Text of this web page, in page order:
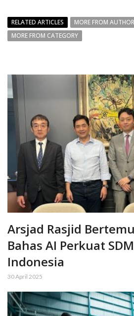
RELATED ARTICLES
MORE FROM AUTHOR
MORE FROM CATEGORY
Arsjad Rasjid
Bahas AI Perkuat
Indonesia
30 April 2025